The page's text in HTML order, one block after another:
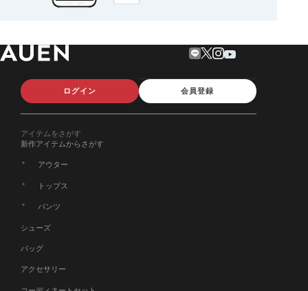
ログイン 会員登録
アイテムをさがす
新作アイテムからさがす
アウター
トップス
パンツ
シューズ
バッグ
アクセサリー